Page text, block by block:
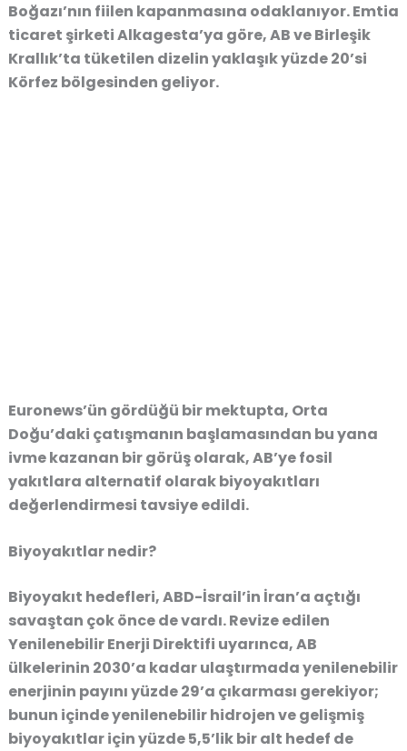
Boğazı’nın fiilen kapanmasına odaklanıyor. Emtia
ticaret şirketi Alkagesta’ya göre, AB ve Birleşik
Krallık’ta tüketilen dizelin yaklaşık yüzde 20’si
Körfez bölgesinden geliyor.
Euronews’ün gördüğü bir mektupta, Orta
Doğu’daki çatışmanın başlamasından bu yana
ivme kazanan bir görüş olarak, AB’ye fosil
yakıtlara alternatif olarak biyoyakıtları
değerlendirmesi tavsiye edildi.
Biyoyakıtlar nedir?
Biyoyakıt hedefleri, ABD-İsrail’in İran’a açtığı
savaştan çok önce de vardı. Revize edilen
Yenilenebilir Enerji Direktifi uyarınca, AB
ülkelerinin 2030’a kadar ulaştırmada yenilenebilir
enerjinin payını yüzde 29’a çıkarması gerekiyor;
bunun içinde yenilenebilir hidrojen ve gelişmiş
biyoyakıtlar için yüzde 5,5’lik bir alt hedef de